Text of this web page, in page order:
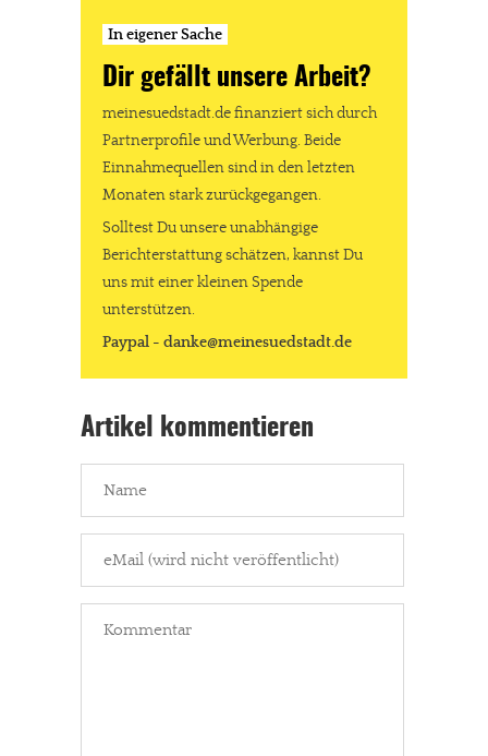
In eigener Sache
Dir gefällt unsere Arbeit?
meinesuedstadt.de finanziert sich durch
Partnerprofile und Werbung. Beide
Einnahmequellen sind in den letzten
Monaten stark zurückgegangen.
Solltest Du unsere unabhängige
Berichterstattung schätzen, kannst Du
uns mit einer kleinen Spende
unterstützen.
Paypal - danke@meinesuedstadt.de
Artikel kommentieren